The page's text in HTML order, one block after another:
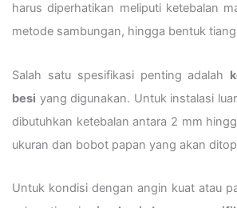
harus diperhatikan meliputi ketebalan
metode sambungan, hingga bentuk
Salah satu spesifikasi penting adalah
besi yang digunakan. Untuk instalasi
dibutuhkan ketebalan antara 2 mm
ukuran dan bobot papan yang akan
Untuk kondisi dengan angin kuat atau